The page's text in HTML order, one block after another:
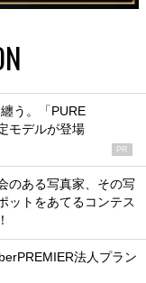
う。「PURE
モデルが登場
PR
のある写真家、その写
ットをあてるコンテス
法人プラン